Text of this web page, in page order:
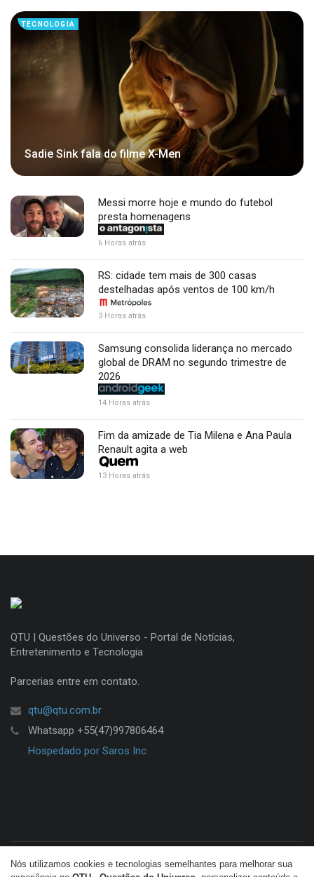
TECNOLOGIA
Sadie Sink fala do filme X-Men
Messi morre hoje e mundo do futebol
presta homenagens
6 Horas atrás
RS: cidade tem mais de 300 casas
destelhadas após ventos de 100 km/h
3 Horas atrás
Samsung consolida liderança no mercado
global de DRAM no segundo trimestre de
2026
14 Horas atrás
Fim da amizade de Tia Milena e Ana Paula
Renault agita a web
13 Horas atrás
Nós utilizamos cookies e tecnologias semelhantes para melhorar sua
QTU | Questões do Universo - Portal de Notícias,
Entretenimento e Tecnologia
Parcerias entre em contato.
qtu@qtu.com.br
Whatsapp +55(47)997806464
Hospedado por Saros Inc